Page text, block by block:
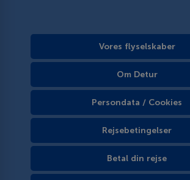
Vores flyselskaber
Om Detur
Persondata / Cookies
Rejsebetingelser
Betal din rejse